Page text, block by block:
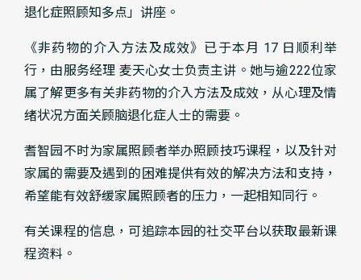
退化症照顾知多点」讲座。
《非药物的介入方法及成效》已于本月 17 日顺利举
行，由服务经理 麦天心女士负责主讲。她与逾222位家
属了解更多有关非药物的介入方法及成效，从心理及情
绪状况方面关顾脑退化症人士的需要。
耆智园不时为家属照顾者举办照顾技巧课程，以及针对
家属的需要及遇到的困难提供有效的解决方法和支持，
希望能有效舒缓家属照顾者的压力，一起相知同行。
有关课程的信息，可追踪本园的社交平台以获取最新课
程资料。